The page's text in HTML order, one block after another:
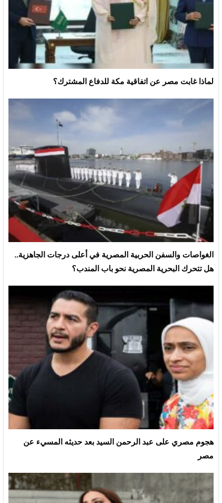
لماذا غابت مصر عن اتفاقية مكة للدفاع المشترك؟
الغواصات والسفن الحربية المصرية في أعلى درجات الجاهزية..
هل تتحرك البحرية المصرية نحو باب المندب؟
هجوم مصري على عبد الرحمن السيد بعد حديثه المسيء عن
مصر